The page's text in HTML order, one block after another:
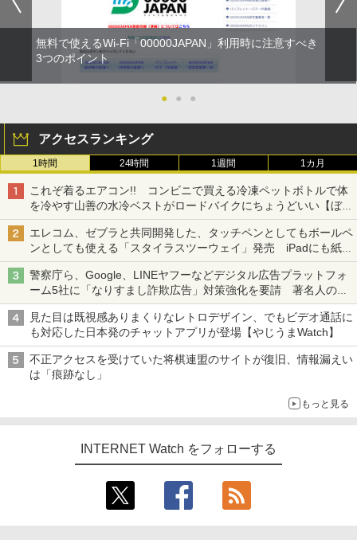
無料で使えるWi-Fi「00000JAPAN」利用時に注意すべき
3つのポイント
● ● ●
アクセスランキング
1時間 24時間 1週間 1カ月
これぞ着るエアコン!! コンビニで買える冷凍ペットボトルで体
を冷やす山善の水冷ベストがロードバイクにちょうどいい【ぼっ
ち・ざ・ろーど！その14】【空いた時間でなにしてる？】
エレコム、ゼブラと共同開発した、タッチペンとしてもボールペ
ンとしても使える「スタイラスツーウェイ」発売 iPadにも紙に
も、持ち替えずに書き込める
警察庁ら、Google、LINEヤフーなどデジタル広告プラットフォ
ーム5社に「なりすまし詐欺広告」対策強化を要請 著名人の写
真や映像を使った投資詐欺などへの対策として
見た目は既視感ありまくりなレトロデザイン、でもビデオ通話に
も対応した日本発のチャットアプリが登場【やじうまWatch】
不正アクセスを受けていた将棋連盟のサイトが復旧、情報漏えい
は「痕跡なし」
もっと見る
INTERNET Watch をフォローする